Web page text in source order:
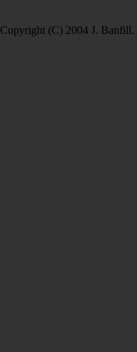
Copyright (C) 2004 J. Banfill.